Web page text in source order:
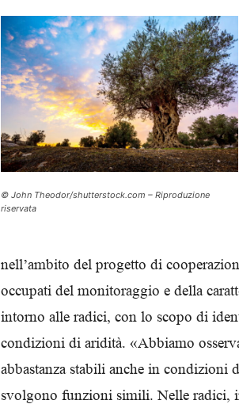
© John Theodor/shutterstock.com – Riproduzione
riservata
nell’ambito del progetto di
occupati del monitoraggio e della
intorno alle radici, con lo scopo di
condizioni di aridità. «Abbiamo
abbastanza stabili anche in condizioni
svolgono funzioni simili. Nelle radici,